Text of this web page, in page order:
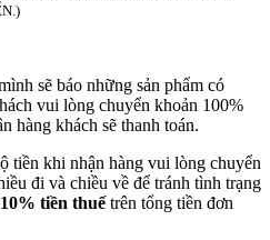
sẽ báo những sản phẩm có
vui lòng chuyển khoản 100%
hàng khách sẽ thanh toán.
tiền khi nhận hàng vui lòng chuyển
đi và chiều về để tránh tình trạng
tiền thuếtrên tổng tiền đơn